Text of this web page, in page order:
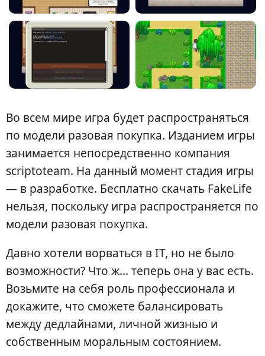
Во всем мире игра будет распространяться
по модели разовая покупка. Изданием игры
занимается непосредственно компания
scriptoteam. На данный момент стадия игры
— в разработке. Бесплатно скачать FakeLife
нельзя, поскольку игра распространяется по
модели разовая покупка.
Давно хотели ворваться в IT, но не было
возможности? Что ж… теперь она у вас есть.
Возьмите на себя роль профессионала и
докажите, что сможете балансировать
между дедлайнами, личной жизнью и
собственным моральным состоянием.